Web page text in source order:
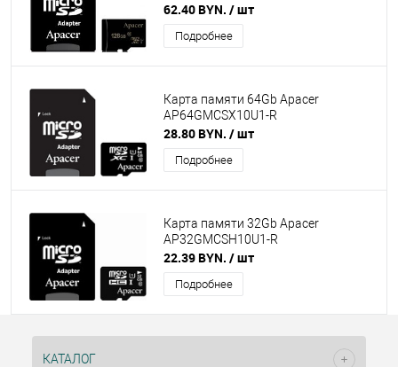
62.40 BYN. / шт
Подробнее
Карта памяти 64Gb Apacer
AP64GMCSX10U1-R
28.80 BYN. / шт
Подробнее
Карта памяти 32Gb Apacer
AP32GMCSH10U1-R
22.39 BYN. / шт
Подробнее
КАТАЛОГ